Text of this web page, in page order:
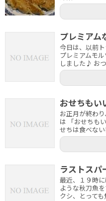
プレミア
今日は、以前
プレミアムモ
しました♪ お
おせちもい
お正月が終わ
は 「おせちも
せちは食べな
ラストスパ
最近、１９時
ような秋刀魚
クシ、とって